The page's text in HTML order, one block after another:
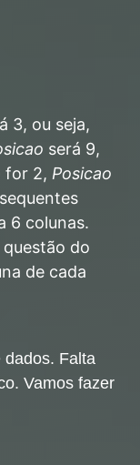
3, ou seja,
será 9,
for 2, Posicao
6 colunas.
do
de cada
Falta
Vamos fazer